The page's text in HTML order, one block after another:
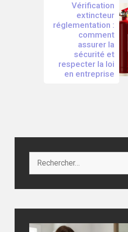
Vérification
extincteur
réglementation :
comment
assurer la
sécurité et
respecter la loi
en entreprise